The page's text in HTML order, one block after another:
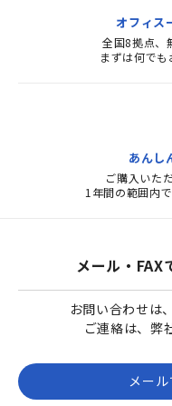
オフィス
全国8拠点、
まずは何でも
あんし
ご購入いた
1年間の範囲内
メール・FAX
お問い合わせは
ご連絡は、弊
メー